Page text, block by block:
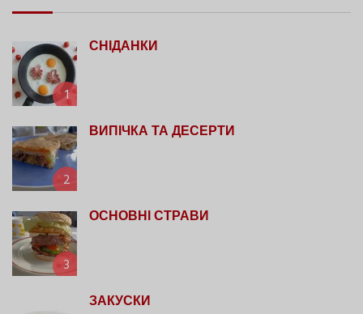
1
СНІДАНКИ
2
ВИПІЧКА ТА ДЕСЕРТИ
3
ОСНОВНІ СТРАВИ
ЗАКУСКИ